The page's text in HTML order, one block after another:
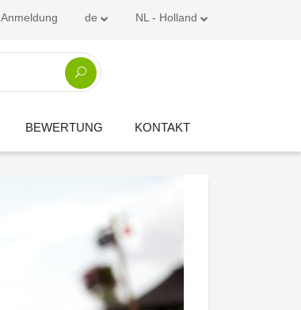
Anmeldung de NL - Holland
BEWERTUNG KONTAKT